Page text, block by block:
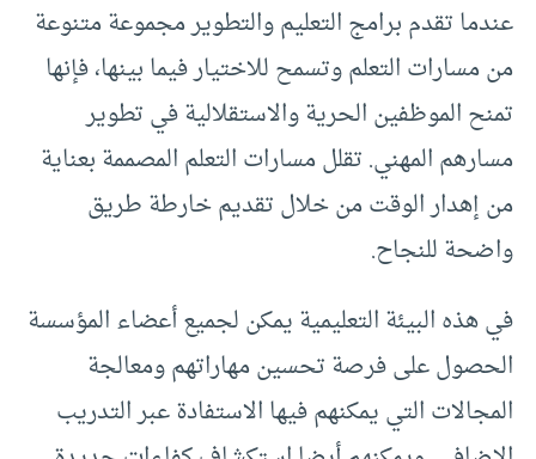
عندما تقدم برامج التعليم والتطوير مجموعة متنوعة
من مسارات التعلم وتسمح للاختيار فيما بينها، فإنها
تمنح الموظفين الحرية والاستقلالية في تطوير
مسارهم المهني. تقلل مسارات التعلم المصممة بعناية
من إهدار الوقت من خلال تقديم خارطة طريق
واضحة للنجاح.
في هذه البيئة التعليمية يمكن لجميع أعضاء المؤسسة
الحصول على فرصة تحسين مهاراتهم ومعالجة
المجالات التي يمكنهم فيها الاستفادة عبر التدريب